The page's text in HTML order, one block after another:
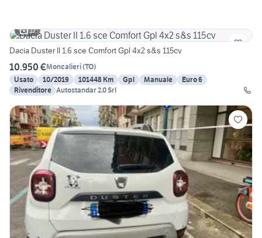
17
Dacia Duster II 1.6 sce Comfort Gpl 4x2 s&s 115cv
10.950 €Moncalieri(TO)
Usato
10/2019 101448 Km Gpl Manuale
Euro 6
Rivenditore Autostandar 2.0 Srl